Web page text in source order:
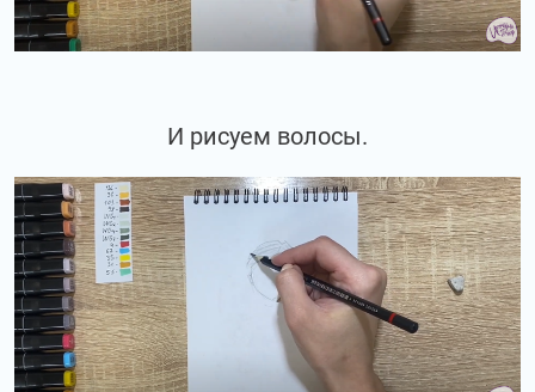
И рисуем волосы.